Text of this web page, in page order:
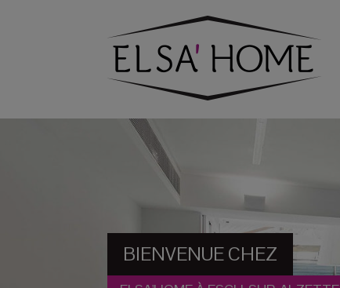
BIENVENUE CHEZ